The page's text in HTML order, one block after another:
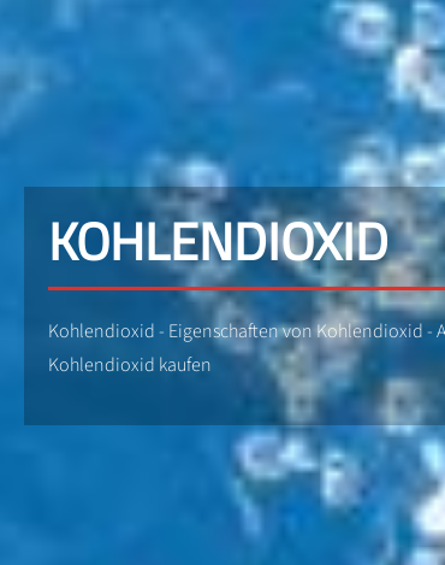
KOHLENDIOXID
Kohlendioxid - Eigenschaften von Kohlendioxid -
Kohlendioxid kaufen